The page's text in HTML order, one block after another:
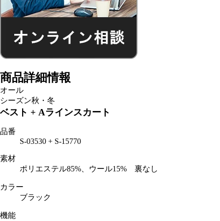
商品詳細情報
オール
シーズン秋・冬
ベスト + Aラインスカート
品番
S-03530 + S-15770
素材
ポリエステル85%、ウール15% 裏なし
カラー
ブラック
機能